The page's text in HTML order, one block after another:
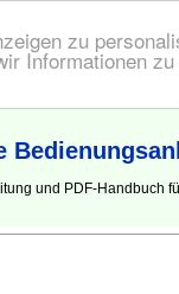
zu
Informationen
und PDF-Handbuch